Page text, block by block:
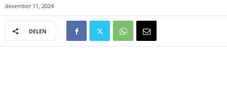
december 11, 2024
DELEN